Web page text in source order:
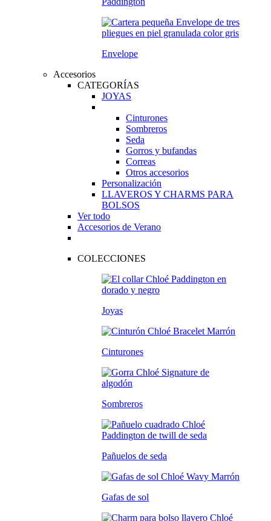
Envelope
Accesorios
CATEGORÍAS
JOYAS
Cinturones
Sombreros
Seda
Gorros y bufandas
Correas
Otros accesorios
Personalización
LLAVEROS Y CHARMS PARA
BOLSOS
Ver todo
Accesorios de Verano
COLECCIONES
Joyas
Cinturones
Sombreros
Pañuelos de seda
Gafas de sol